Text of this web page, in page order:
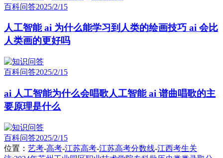
百科问答2025/2/15
人工智能 ai 为什么能学习到人类的绘画技巧 ai 会比
人类画的更好吗
百科问答2025/2/15
ai 人工智能为什么会唱歌人工智能 ai 谱曲唱歌的主
要原理是什么
百科问答2025/2/15
位置： 艺考-高考-江苏高考-江苏高考分数线-江西考生关